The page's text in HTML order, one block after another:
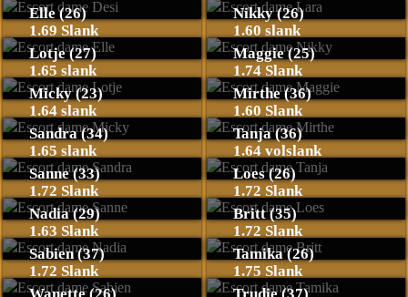
Elle (26)
1.69 Slank
Nikky (26)
1.60 slank
Lotje (27)
1.65 slank
Maggie (25)
1.74 Slank
Micky (23)
1.64 slank
Mirthe (36)
1.60 Slank
Sandra (34)
1.65 slank
Tanja (36)
1.64 volslank
Sanne (33)
1.72 Slank
Loes (26)
1.72 Slank
Nadia (29)
1.63 Slank
Britt (35)
1.72 Slank
Sabien (37)
1.72 Slank
Tamika (26)
1.75 Slank